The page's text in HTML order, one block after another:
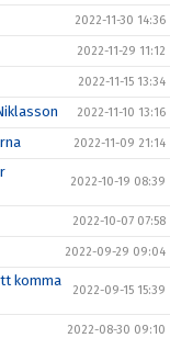
2022-11-30 14:36
2022-11-29 11:12
2022-11-15 13:34
2022-11-10 13:16
2022-11-09 21:14
2022-10-19 08:39
2022-10-07 07:58
2022-09-29 09:04
komma
2022-09-15 15:39
2022-08-30 09:10